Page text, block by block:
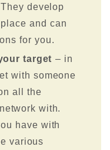
develop
and can
for you.
target – in
with someone
all the
with.
have with
various